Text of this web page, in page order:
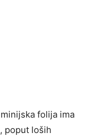
folija ima
poput loših